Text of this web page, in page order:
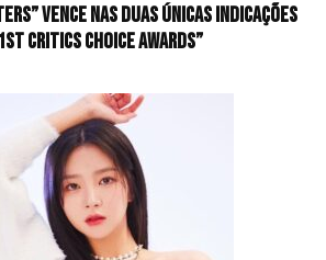
vence nas duas únicas indicações
Critics Choice Awards”